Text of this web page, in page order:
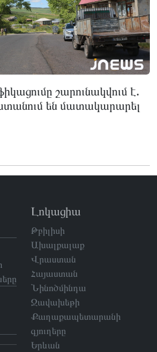
շարունակվում է.
են մատակարարել
Լոկացիա
Թբիլիսի
Ախալքալաք
Վրաստան
Հայաստան
Նինոծմինդա
Ջավախեթի
Քաղաքապետարանի
գյուղերը
Երևան